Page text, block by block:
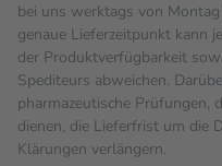
bei uns werktags von
genaue Lieferzeitpunkt kann
der Produktverfügbarkeit
Spediteurs abweichen.
pharmazeutische Prüfungen,
dienen, die Lieferfrist um die
Klärungen verlängern.